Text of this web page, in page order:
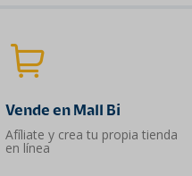
Vende en Mall Bi
Afíliate y crea tu propia tienda
en línea